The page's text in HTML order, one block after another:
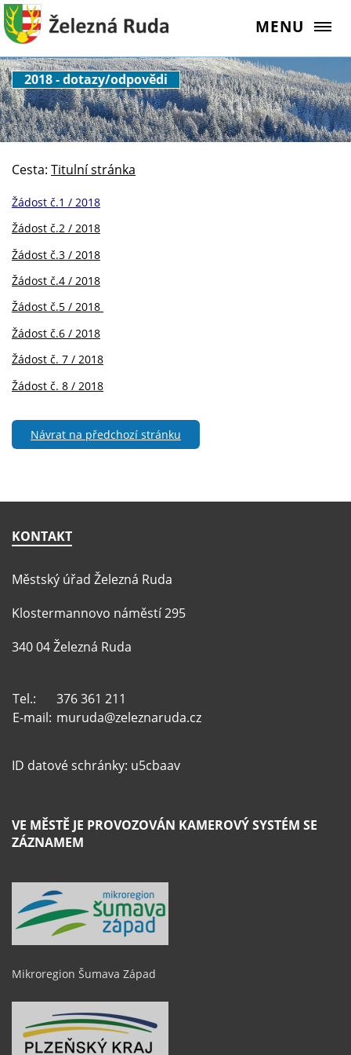
MENU
2018 - dotazy/odpovědi
Cesta: Titulní stránka
Žádost č.1 / 2018
Žádost č.2 / 2018
Žádost č.3 / 2018
Žádost č.4 / 2018
Žádost č.5 / 2018
Žádost č.6 / 2018
Žádost č. 7 / 2018
Žádost č. 8 / 2018
Návrat na předchozí stránku
KONTAKT
Městský úřad Železná Ruda
Klostermannovo náměstí 295
340 04 Železná Ruda
Tel.:
376 361 211
E-mail: muruda@zeleznaruda.cz
ID datové schránky: u5cbaav
VE MĚSTĚ JE PROVOZOVÁN KAMEROVÝ SYSTÉM SE
ZÁZNAMEM
Mikroregion Šumava Západ